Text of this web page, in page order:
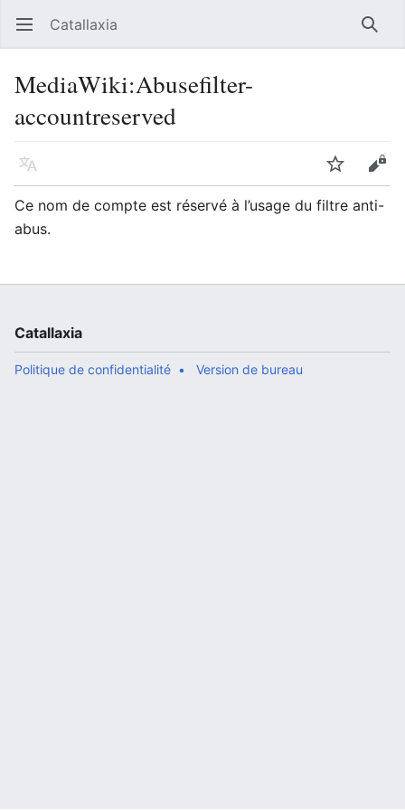
Ouvrir le menu principal Catallaxia
MediaWiki:Abusefilter-
accountreserved
Langue Suivre
Ce nom de compte est réservé à l’usage du filtre anti-
abus.
Catallaxia
Politique de confidentialité Version de bureau